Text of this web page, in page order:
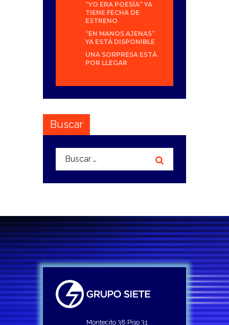
“YO ERA POESÍA” YA
TIENE FECHA DE
ESTRENO
“EN MANOS AJENAS”
YA ESTÁ DISPONIBLE
UNA SORPRESA ESTÁ
POR LLEGAR
Buscar
Buscar:
Montecito 38 Piso 31